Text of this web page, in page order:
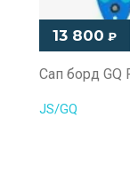
13 800 ₽
Сап борд GQ
JS/GQ